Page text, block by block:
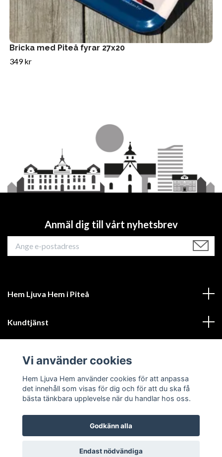
Bricka med Piteå fyrar 27x20
349 kr
Anmäl dig till vårt nyhetsbrev
Hem Ljuva Hem i Piteå
Kundtjänst
Sociala medier
© 2026 Hem Ljuva Hem
Vi använder cookies
Hem Ljuva Hem använder cookies för att anpassa
det innehåll som visas för dig och för att du ska få
bästa tänkbara upplevelse när du handlar hos oss.
Godkänn alla
Endast nödvändiga